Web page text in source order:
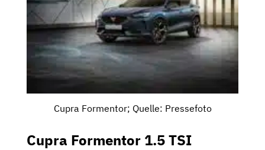
Cupra Formentor; Quelle: Pressefoto
Cupra Formentor 1.5 TSI